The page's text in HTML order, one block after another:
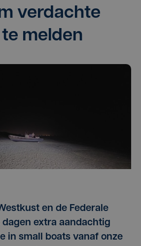
ver­dach­te
melden
en de Federale
dagen extra aandachtig
in small boats vanaf onze